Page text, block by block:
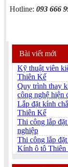
Hotline: 093 666
Bài viết mới
Kỹ thuật viên
Thiên Kế
Quy trình thay
công nghệ hiện
Lắp đặt kính
Thiên Kế
Thi công lắp
nghiệp
Thi công lắp
Kính ô tô Thiên